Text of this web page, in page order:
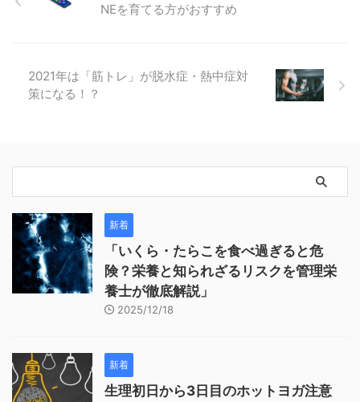
NEを育てる方がおすすめ
2021年は「筋トレ」が脱水症・熱中症対
策になる！？
新着
「いくら・たらこを食べ過ぎると危
険？栄養と知られざるリスクを管理栄
養士が徹底解説」
2025/12/18
新着
生理初日から3日目のホットヨガ注意